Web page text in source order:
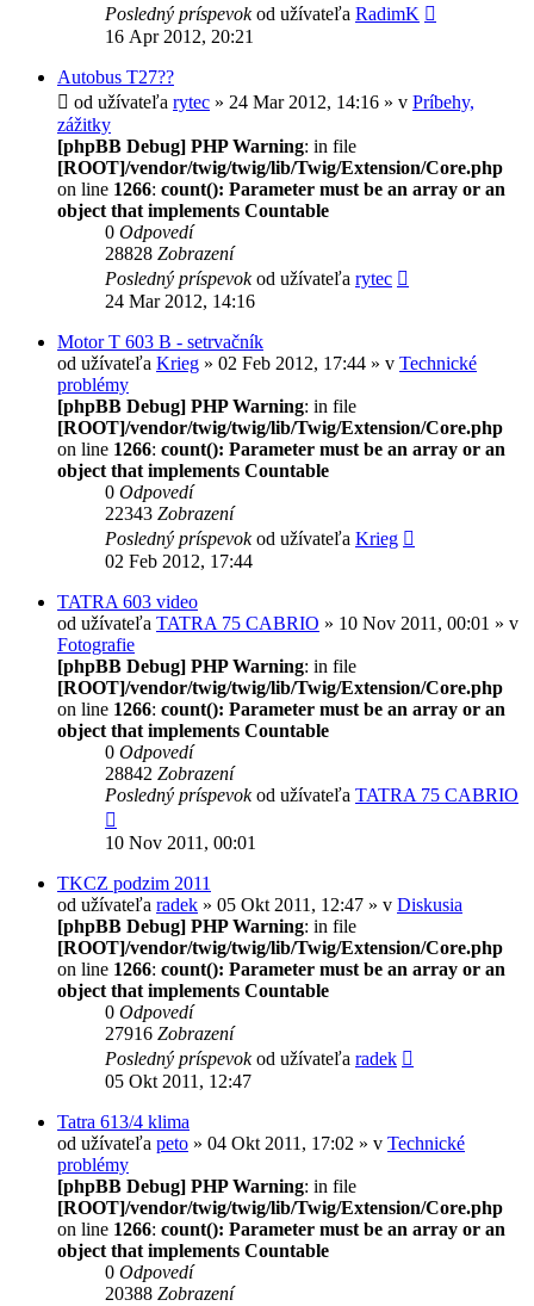
Posledný príspevokod užívateľa RadimK
16 Apr 2012, 20:21
Autobus T27??
od užívateľa rytec » 24 Mar 2012, 14:16 » v Príbehy,
zážitky
[phpBB Debug] PHP Warning: in file
[ROOT]/vendor/twig/twig/lib/Twig/Extension/Core.php
on line 1266: count(): Parameter must be an array or an
object that implements Countable
0 Odpovedí
28828 Zobrazení
Posledný príspevokod užívateľa rytec
24 Mar 2012, 14:16
Motor T 603 B - setrvačník
od užívateľa Krieg » 02 Feb 2012, 17:44 » v Technické
problémy
[phpBB Debug] PHP Warning: in file
[ROOT]/vendor/twig/twig/lib/Twig/Extension/Core.php
on line 1266: count(): Parameter must be an array or an
object that implements Countable
0 Odpovedí
22343 Zobrazení
Posledný príspevokod užívateľa Krieg
02 Feb 2012, 17:44
TATRA 603 video
od užívateľa TATRA 75 CABRIO » 10 Nov 2011, 00:01 » v
Fotografie
[phpBB Debug] PHP Warning: in file
[ROOT]/vendor/twig/twig/lib/Twig/Extension/Core.php
on line 1266: count(): Parameter must be an array or an
object that implements Countable
0 Odpovedí
28842 Zobrazení
Posledný príspevokod užívateľa TATRA 75 CABRIO
10 Nov 2011, 00:01
TKCZ podzim 2011
od užívateľa radek » 05 Okt 2011, 12:47 » v Diskusia
[phpBB Debug] PHP Warning: in file
[ROOT]/vendor/twig/twig/lib/Twig/Extension/Core.php
on line 1266: count(): Parameter must be an array or an
object that implements Countable
0 Odpovedí
27916 Zobrazení
Posledný príspevokod užívateľa radek
05 Okt 2011, 12:47
Tatra 613/4 klima
od užívateľa peto » 04 Okt 2011, 17:02 » v Technické
problémy
[phpBB Debug] PHP Warning: in file
[ROOT]/vendor/twig/twig/lib/Twig/Extension/Core.php
on line 1266: count(): Parameter must be an array or an
object that implements Countable
0 Odpovedí
20388 Zobrazení